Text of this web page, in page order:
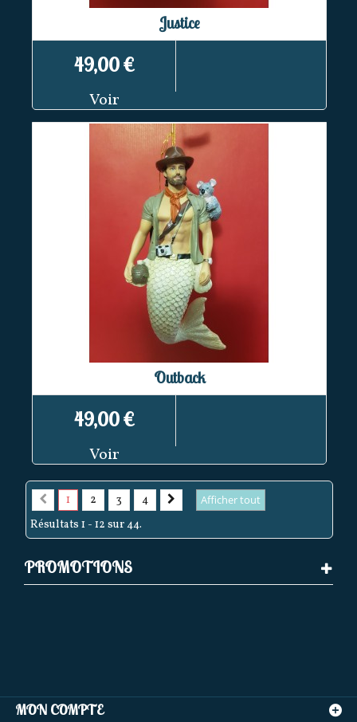
Justice
49,00 €
Voir
Outback
49,00 €
Voir
Afficher tout
1 2 3
4
Résultats 1 - 12 sur 44.
PROMOTIONS
MON COMPTE